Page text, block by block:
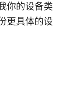
你的设备类
更具体的设